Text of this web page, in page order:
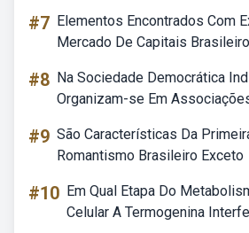
#7 Elementos Encontrados Com
Mercado De Capitais
#8 Na Sociedade Democrática
Organizam-se Em
#9 São Características Da
Romantismo Brasileiro Exceto
#10 Em Qual Etapa Do
Celular A Termogenina